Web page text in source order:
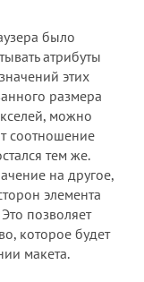
было
атрибуты
этих
размера
можно
соотношение
тем же.
на другое,
элемента
позволяет
которое будет
макета.